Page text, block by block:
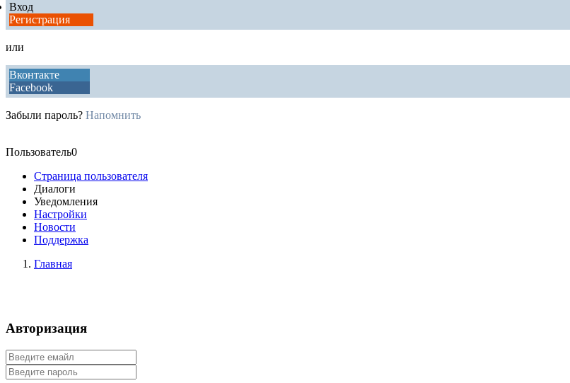
Вход
Регистрация
или
Вконтакте
Facebook
Забыли пароль? Напомнить
Пользователь0
Страница пользователя
Диалоги
Уведомления
Настройки
Новости
Поддержка
Главная
Авторизация